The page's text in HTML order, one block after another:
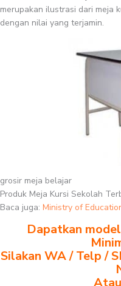
merupakan ilustrasi dari meja
dengan nilai yang terjamin.
grosir meja belajar
Produk Meja Kursi Sekolah
Baca juga: Ministry of
Dapatkan
Silakan WA / Telp /